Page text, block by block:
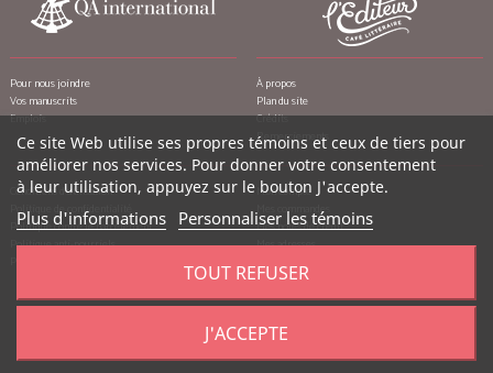
Pour nous joindre
Vos manuscrits
Emplois
À propos
Plan du site
Crédits
Remerciements
Conditions d’utilisation
Politique de confidentialité
Politique contre le harcèlement
Politique anti-pourriels
Mon compte
Mes commandes
Mes notes de crédit
Mes adresses
Mes bons de réduction
Ce site Web utilise ses propres témoins et ceux de tiers pour
améliorer nos services. Pour donner votre consentement
à leur utilisation, appuyez sur le bouton J'accepte.
Plus d'informations Personnaliser les témoins
TOUT REFUSER
J'ACCEPTE
Québec Amérique, tous droits réservés